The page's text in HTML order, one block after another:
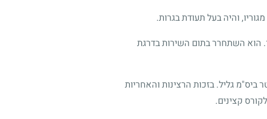
הוא השתחרר בתום השירות בדרגת
ביס"מ גליל. בזכות הרצינות והאחריות
קצינים.